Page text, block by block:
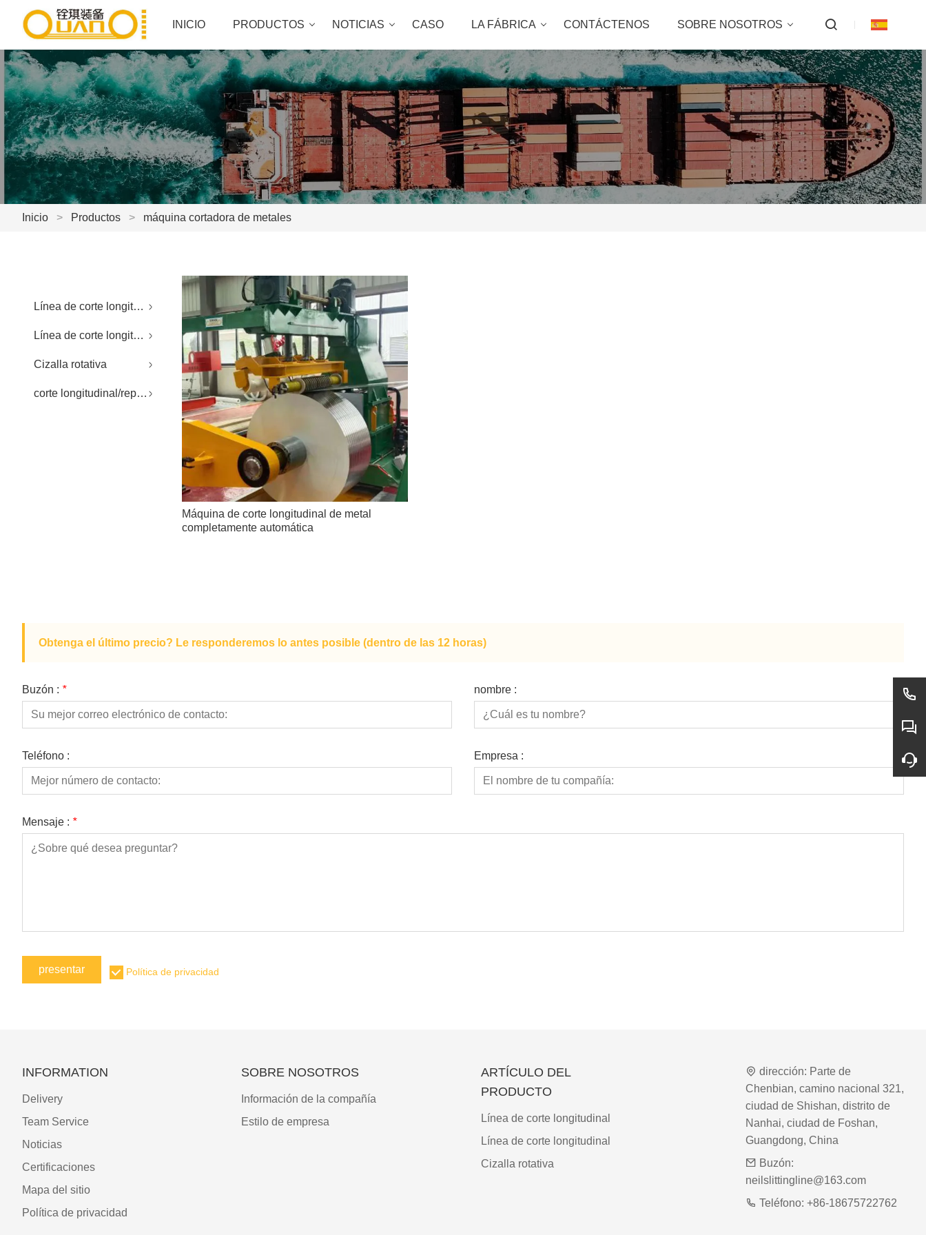
INICIO PRODUCTOS NOTICIAS CASO LA FÁBRICA CONTÁCTENOS SOBRE NOSOTROS
Inicio > Productos > máquina cortadora de metales
Línea de corte longitudinal
Línea de corte longitudinal
Cizalla rotativa
corte longitudinal/repuestos CTL
Máquina de corte longitudinal de metal
completamente automática
Obtenga el último precio? Le responderemos lo antes posible (dentro de las 12 horas)
Buzón : * nombre :
Teléfono : Empresa :
Mensaje : *
presentar Política de privacidad
INFORMATION
Delivery
Team Service
Noticias
Certificaciones
Mapa del sitio
Política de privacidad
SOBRE NOSOTROS
Información de la compañía
Estilo de empresa
ARTÍCULO DEL
PRODUCTO
Línea de corte longitudinal
Línea de corte longitudinal
Cizalla rotativa
dirección: Parte de
Chenbian, camino nacional 321,
ciudad de Shishan, distrito de
Nanhai, ciudad de Foshan,
Guangdong, China
Buzón:
neilslittingline@163.com
Teléfono: +86-18675722762